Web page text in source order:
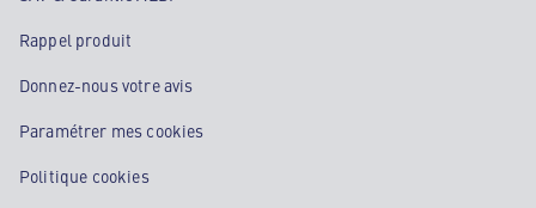
Rappel produit
Donnez-nous votre avis
Paramétrer mes cookies
Politique cookies